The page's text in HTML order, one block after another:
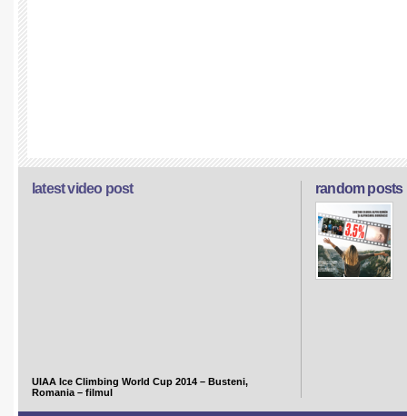
random posts
latest video post
UIAA Ice Climbing World Cup 2014 – Busteni,
Romania – filmul